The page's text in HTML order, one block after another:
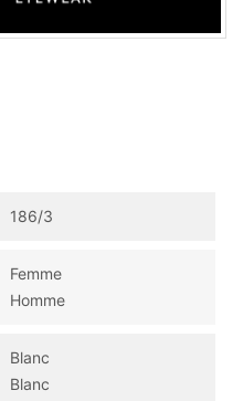
186/3
Femme
Homme
Blanc
Blanc